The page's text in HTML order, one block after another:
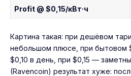
Profit @ $0,15/кВт·ч
Картина такая: при дешёвом
небольшом плюсе, при бытовом
$0,10 в день, при $0,15 —
(Ravencoin) результат хуже: